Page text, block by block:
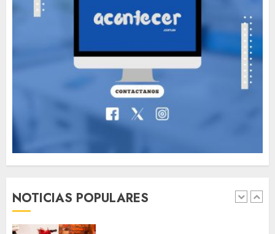
NOTICIAS POPULARES
The full story of
Thailand’s extraordinary
cave rescue
MAYO 14, 2024
1
involucrados en
accidentes durante los
Vacación 2026